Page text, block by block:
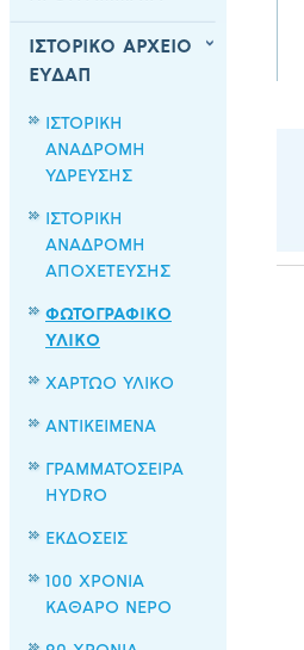
ΙΣΤΟΡΙΚΟ ΑΡΧΕΙΟ
ΕΥΔΑΠ
ΙΣΤΟΡΙΚΗ
ΑΝΑΔΡΟΜΗ
ΥΔΡΕΥΣΗΣ
ΙΣΤΟΡΙΚΗ
ΑΝΑΔΡΟΜΗ
ΑΠΟΧΕΤΕΥΣΗΣ
ΦΩΤΟΓΡΑΦΙΚΟ
ΥΛΙΚΟ
ΧΑΡΤΩΟ ΥΛΙΚΟ
ΑΝΤΙΚΕΙΜΕΝΑ
ΓΡΑΜΜΑΤΟΣΕΙΡΑ
HYDRO
ΕΚΔΟΣΕΙΣ
100 ΧΡΟΝΙΑ
ΚΑΘΑΡΟ ΝΕΡΟ